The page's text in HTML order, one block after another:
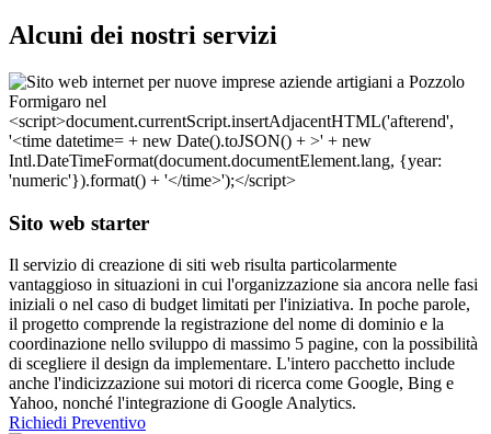
Alcuni dei nostri servizi
Sito web starter
Il servizio di creazione di siti web risulta particolarmente
vantaggioso in situazioni in cui l'organizzazione sia ancora nelle fasi
iniziali o nel caso di budget limitati per l'iniziativa. In poche parole,
il progetto comprende la registrazione del nome di dominio e la
coordinazione nello sviluppo di massimo 5 pagine, con la possibilità
di scegliere il design da implementare. L'intero pacchetto include
anche l'indicizzazione sui motori di ricerca come Google, Bing e
Yahoo, nonché l'integrazione di Google Analytics.
Richiedi Preventivo